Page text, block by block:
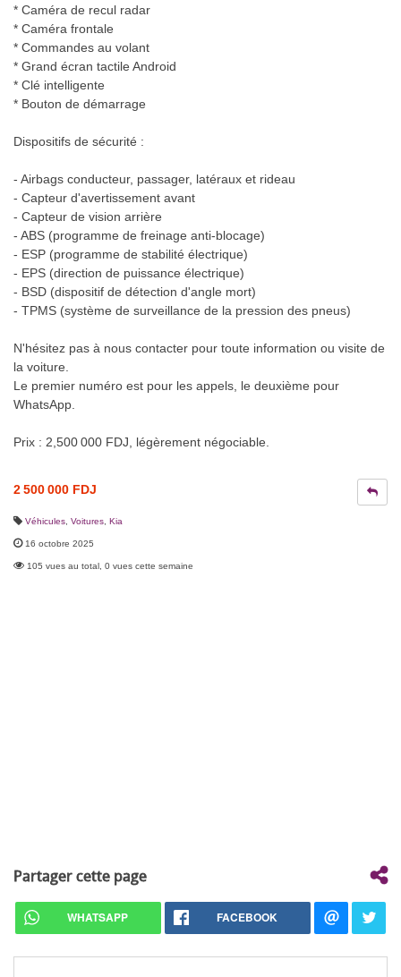
* Caméra de recul radar
* Caméra frontale
* Commandes au volant
* Grand écran tactile Android
* Clé intelligente
* Bouton de démarrage
Dispositifs de sécurité :
- Airbags conducteur, passager, latéraux et rideau
- Capteur d'avertissement avant
- Capteur de vision arrière
- ABS (programme de freinage anti-blocage)
- ESP (programme de stabilité électrique)
- EPS (direction de puissance électrique)
- BSD (dispositif de détection d'angle mort)
- TPMS (système de surveillance de la pression des pneus)
N'hésitez pas à nous contacter pour toute information ou visite de
la voiture.
Le premier numéro est pour les appels, le deuxième pour
WhatsApp.
Prix : 2,500 000 FDJ, légèrement négociable.
2 500 000 FDJ
Véhicules Voitures Kia
16 octobre 2025
105 vues au total, 0 vues cette semaine
Partager cette page
WHATSAPP FACEBOOK